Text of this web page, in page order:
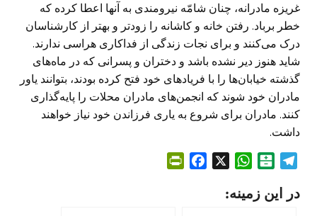
غریزه مادرانه، چنان شامّه نیرومندی به آنها اعطا کرده که
خطر برباد. رفتن خانه و کاشانه را زودتر و بهتر از کارشناسان
درک می‌کنند و برای نجات زندگی از فداکاری هراسی ندارند.
شاید هنوز دیر نشده باشد و دختران و پسرانی که در ماه‌های
گذشته خیابان‌ها را با فریاد‌های خود فتح کرده بودند، بتوانند یاور
مادران خود شوند که انجمن‌های مادران محلات را پایه‌گذاری
کنند. مادران برای شروع به یاری فرزاندن خود نیاز خواهند
داشت.
l
W
a
در این زمینه: